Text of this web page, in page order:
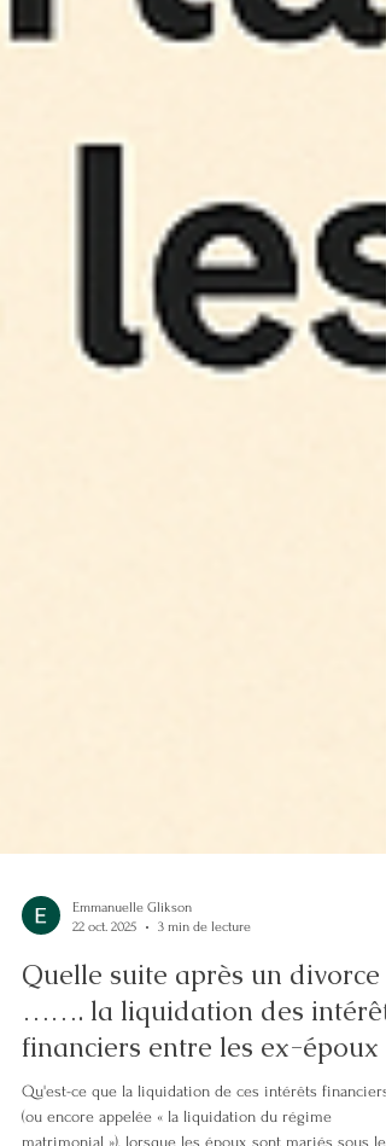
Emmanuelle Glikson
22 oct. 2025
3 min de lecture
Quelle suite après un divorce
……. la liquidation des intérêts